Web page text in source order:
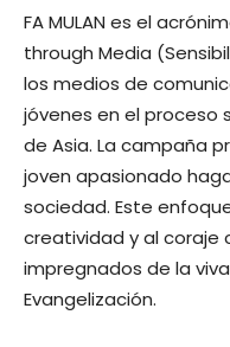
FA MULAN es el
through Media
los medios de
jóvenes en el proceso
de Asia. La campaña
joven apasionado
sociedad. Este
creatividad y al coraje
impregnados de la
Evangelización.